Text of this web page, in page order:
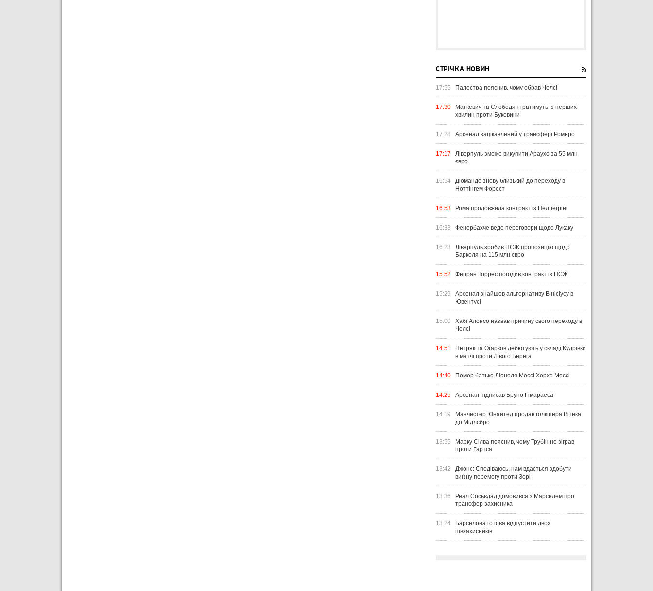
СТРІЧКА НОВИН
17:55 Палестра пояснив, чому обрав Челсі
17:30
Маткевич та Слободян гратимуть із перших
хвилин проти Буковини
17:28 Арсенал зацікавлений у трансфері Ромеро
17:17
Ліверпуль зможе викупити Араухо за 55 млн
євро
16:54
Діоманде знову близький до переходу в
Ноттінгем Форест
16:53 Рома продовжила контракт із Пеллегріні
16:33 Фенербахче веде переговори щодо Лукаку
16:23
Ліверпуль зробив ПСЖ пропозицію щодо
Барколя на 115 млн євро
15:52 Ферран Торрес погодив контракт із ПСЖ
15:29
Арсенал знайшов альтернативу Вінісіусу в
Ювентусі
15:00
Хабі Алонсо назвав причину свого переходу в
Челсі
14:51
Петряк та Огарков дебютують у складі Кудрівки
в матчі проти Лівого Берега
14:40 Помер батько Ліонеля Мессі Хорхе Мессі
14:25 Арсенал підписав Бруно Гімараеса
14:19
Манчестер Юнайтед продав голкіпера Вітека
до Мідлсбро
13:55
Марку Сілва пояснив, чому Трубін не зіграв
проти Гартса
13:42
Джонс: Сподіваюсь, нам вдасться здобути
виїзну перемогу проти Зорі
13:36
Реал Сосьєдад домовився з Марселем про
трансфер захисника
13:24
Барселона готова відпустити двох
півзахисників